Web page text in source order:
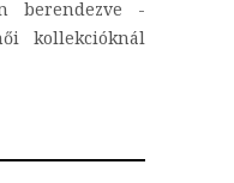
berendezve -
kollekcióknál